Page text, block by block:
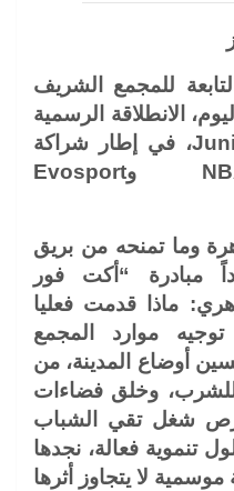
للمجمع الشريف
الانطلاقة الرسمية
لدوري Junior NBA League، في إطار شراكة
بين NBA Africa وEvosport
وما تمنحه من بريق
مبادرة “أكت فور
ماذا قدمت فعليا
موارد المجمع
أوضاع المدينة، من
للشرب، وخلق فضاءات
فرص شغل تقي الشباب
تنموية فعالة، نجدها
لا يتجاوز أثرها